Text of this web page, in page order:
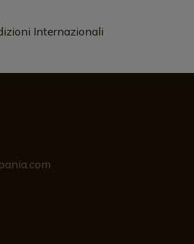
Internazionali